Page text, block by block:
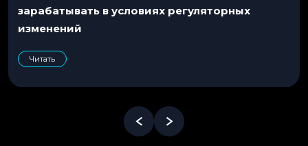
зарабатывать в условиях регуляторных
изменений
Читать